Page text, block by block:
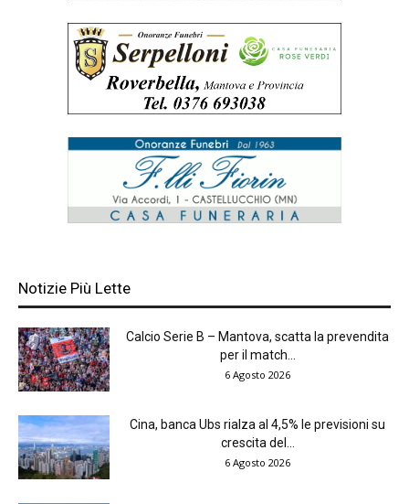
Notizie Più Lette
Calcio Serie B – Mantova, scatta la prevendita
per il match...
6 Agosto 2026
Cina, banca Ubs rialza al 4,5% le previsioni su
crescita del...
6 Agosto 2026